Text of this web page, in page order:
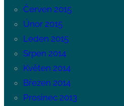
Červen 2015
Únor 2015
Leden 2015
Srpen 2014
Květen 2014
Březen 2014
Prosinec 2013